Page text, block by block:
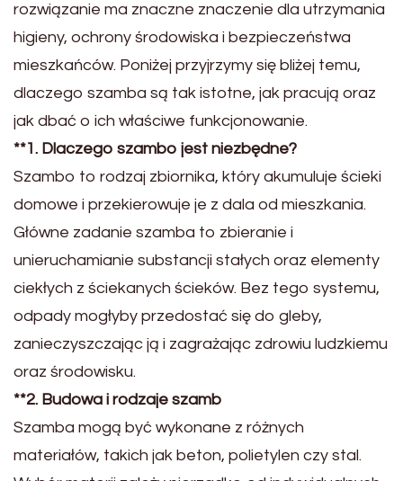
rozwiązanie ma znaczne znaczenie dla utrzymania
higieny, ochrony środowiska i bezpieczeństwa
mieszkańców. Poniżej przyjrzymy się bliżej temu,
dlaczego szamba są tak istotne, jak pracują oraz
jak dbać o ich właściwe funkcjonowanie.
**1. Dlaczego szambo jest niezbędne?
Szambo to rodzaj zbiornika, który akumuluje ścieki
domowe i przekierowuje je z dala od mieszkania.
Główne zadanie szamba to zbieranie i
unieruchamianie substancji stałych oraz elementy
ciekłych z ściekanych ścieków. Bez tego systemu,
odpady mogłyby przedostać się do gleby,
zanieczyszczając ją i zagrażając zdrowiu ludzkiemu
oraz środowisku.
**2. Budowa i rodzaje szamb
Szamba mogą być wykonane z różnych
materiałów, takich jak beton, polietylen czy stal.